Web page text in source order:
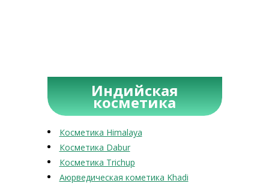
Индийская
косметика
Косметика Himalaya
Косметика Dabur
Косметика Trichup
Аюрведическая кометика Khadi